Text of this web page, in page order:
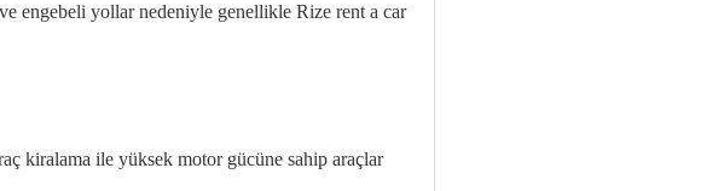
engebeli yollar nedeniyle genellikle Rize rent a car
kiralama ile yüksek motor gücüne sahip araçlar